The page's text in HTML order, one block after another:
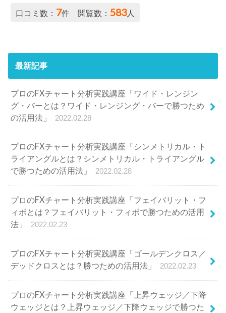
口コミ数： 7件 閲覧数：583人
最新記事
プロのFXチャート分析実践講座「ワイド・レンジン
グ・バーとは？ワイド・レンジング・バーで勝つため
の活用法」
2022.02.28
プロのFXチャート分析実践講座「シンメトリカル・ト
ライアングルとは？シンメトリカル・トライアングル
で勝つための活用法」
2022.02.28
プロのFXチャート分析実践講座「フェイバリット・フ
ィボとは？フェイバリット・フィボで勝つための活用
法」
2022.02.23
プロのFXチャート分析実践講座「ゴールデンクロス／
デッドクロスとは？勝つための活用法」
2022.02.23
プロのFXチャート分析実践講座「上昇ウェッジ／下降
ウェッジとは？上昇ウェッジ／下降ウェッジで勝つた